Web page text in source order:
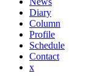
Diary
Column
Profile
Schedule
Contact
x